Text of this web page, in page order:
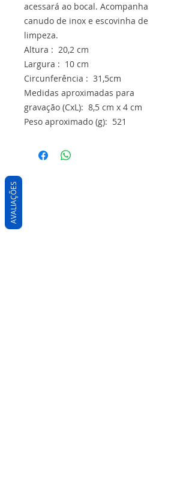
acessará ao bocal. Acompanha
canudo de inox e escovinha de
limpeza.
Altura : 20,2 cm
Largura : 10 cm
Circunferência : 31,5cm
Medidas aproximadas para
gravação (CxL): 8,5 cm x 4 cm
Peso aproximado (g): 521
AVALIAÇÕES